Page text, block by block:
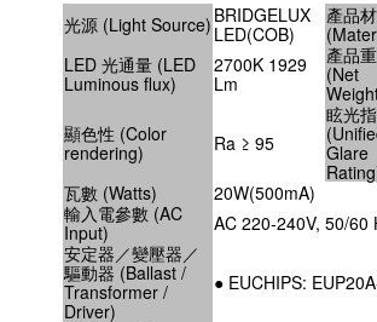
光源 (Light Source) BRIDGELUX
LED(COB)
產品
LED 光通量 (LED
Luminous flux)
2700K 1929
Lm
產品
(Net
顯色性 (Color
rendering)
Ra ≥ 95
眩光
Glare
瓦數 (Watts)
20W(500mA)
輸入電參數 (AC
Input)
AC 220-240V, 50/60
安定器／變壓器／
驅動器 (Ballast /
Transformer /
Driver)
● EUCHIPS: